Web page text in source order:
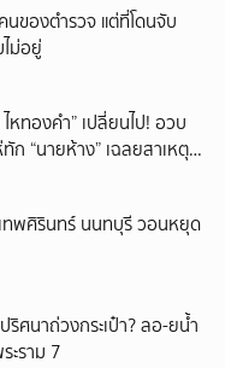
ของตำรวจ แต่ที่โดนจับ
ไม่อยู่
หทองคำ” เปลี่ยนไป! อวบ
“นายห้าง” เฉลยสาเหตุ
พศิรินทร์ นนทบุรี วอนหยุด
ศนาถ่วงกระเป๋า? ลอ-ยน้ำ
ะราม 7